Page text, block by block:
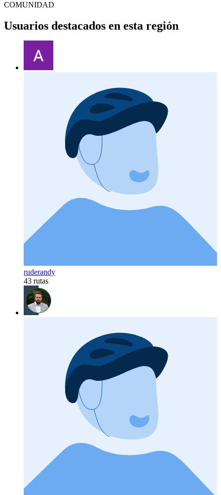
COMUNIDAD
Usuarios destacados en esta región
ruderandy
43 rutas